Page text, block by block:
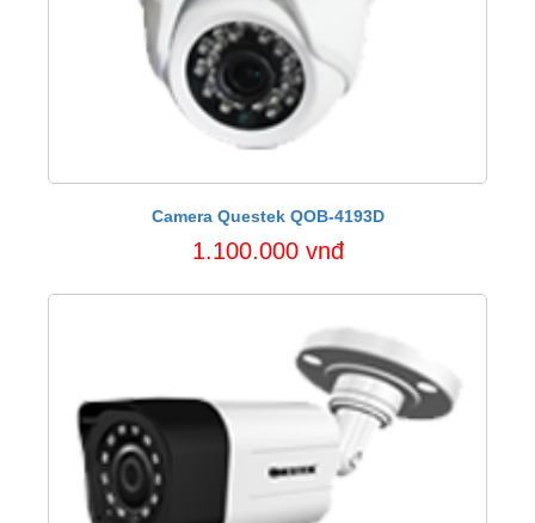
Camera Questek QOB-4193D
1.100.000 vnđ